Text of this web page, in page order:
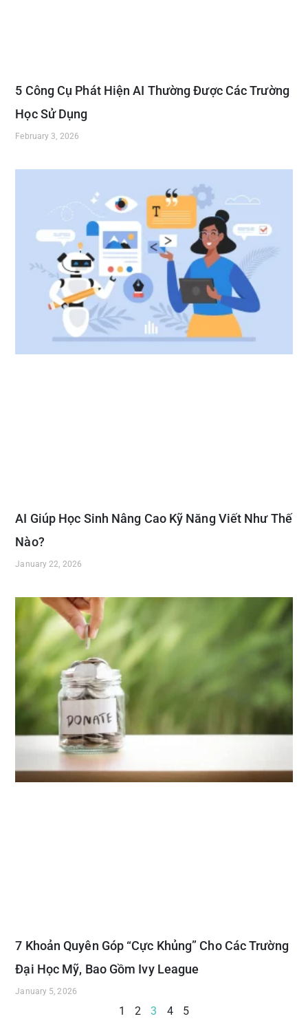
5 Công Cụ Phát Hiện AI Thường Được Các Trường
Học Sử Dụng
February 3, 2026
AI Giúp Học Sinh Nâng Cao Kỹ Năng Viết Như Thế
Nào?
January 22, 2026
7 Khoản Quyên Góp “Cực Khủng” Cho Các Trường
Đại Học Mỹ, Bao Gồm Ivy League
January 5, 2026
1 2 3 4 5